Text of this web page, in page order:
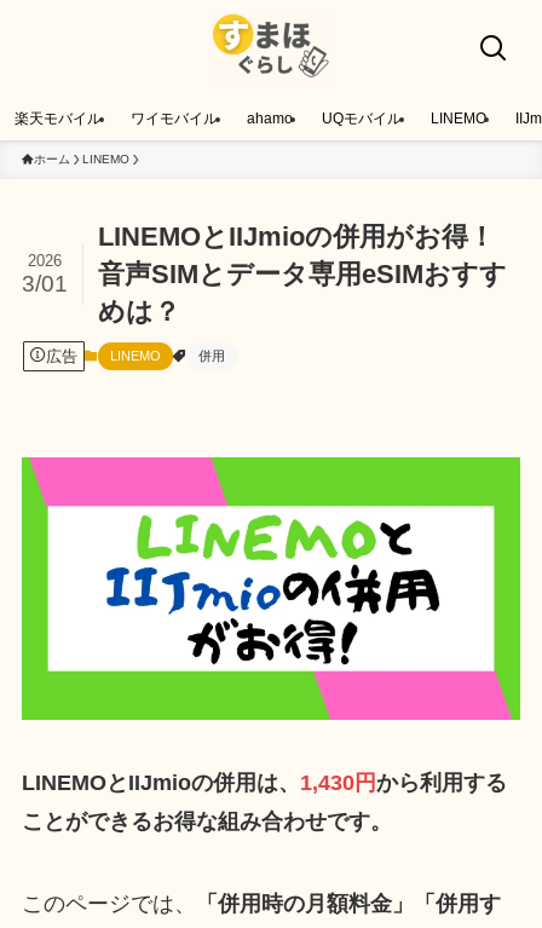
楽天モバイル ワイモバイル ahamo UQモバイル LINEMO
ホーム LINEMO
LINEMOとIIJmioの併用がお得！
音声SIMとデータ専用eSIMおすす
めは？
2026
3/01
広告 LINEMO 併用
LINEMOとIIJmioの併用は、 1,430円から利用する
ことができるお得な組み合わせです。
このページでは、 「併用時の月額料金」
「併用す